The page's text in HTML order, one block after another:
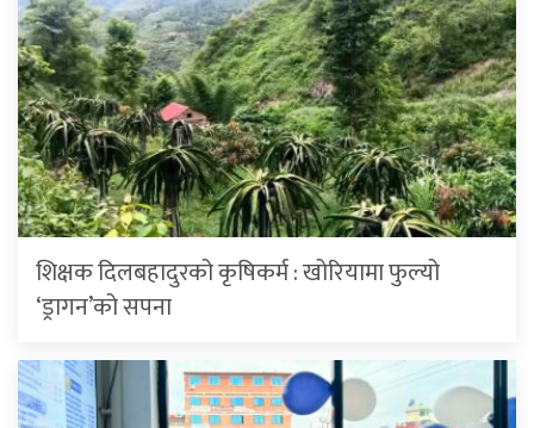
शिक्षक दिलबहादुरको कृषिकर्म : खोरियामा फुल्यो
‘ड्रागन’को सपना